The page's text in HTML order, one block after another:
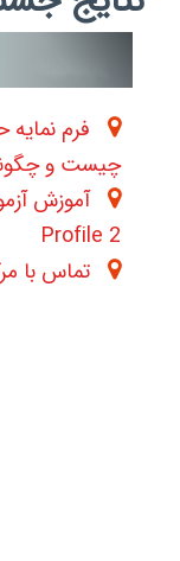
چیست و
Profile 2
تماس با